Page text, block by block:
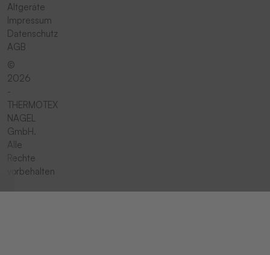
Altgeräte
Impressum
Datenschutz
AGB
©
2026
-
THERMOTEX
NAGEL
GmbH.
Alle
Rechte
vorbehalten